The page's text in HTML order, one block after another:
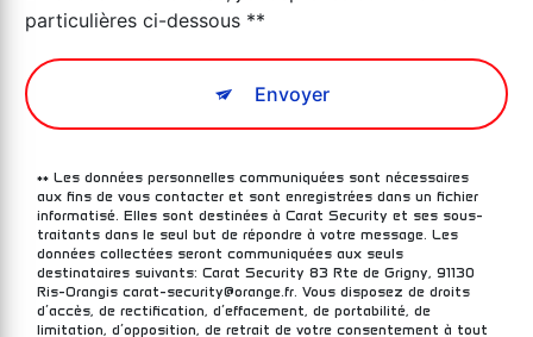
particulières ci-dessous **
Envoyer
** Les données personnelles communiquées sont nécessaires
aux fins de vous contacter et sont enregistrées dans un fichier
informatisé. Elles sont destinées à Carat Security et ses sous-
traitants dans le seul but de répondre à votre message. Les
données collectées seront communiquées aux seuls
destinataires suivants: Carat Security 83 Rte de Grigny, 91130
Ris-Orangis carat-security@orange.fr. Vous disposez de droits
d’accès, de rectification, d’effacement, de portabilité, de
limitation, d’opposition, de retrait de votre consentement à tout